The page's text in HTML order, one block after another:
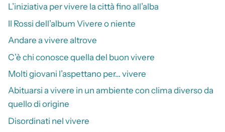
L’iniziativa per vivere la città fino all’alba
Il Rossi dell’album Vivere o niente
Andare a vivere altrove
C’è chi conosce quella del buon vivere
Molti giovani l’aspettano per… vivere
Abituarsi a vivere in un ambiente con clima diverso da
quello di origine
Disordinati nel vivere